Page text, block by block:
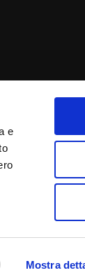
e
Mostra
privacy